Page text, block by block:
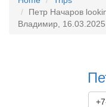
Петр Начаров
Владимир,